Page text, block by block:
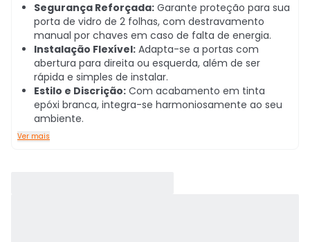
Segurança Reforçada: Garante proteção para sua
porta de vidro de 2 folhas, com destravamento
manual por chaves em caso de falta de energia.
Instalação Flexível: Adapta-se a portas com
abertura para direita ou esquerda, além de ser
rápida e simples de instalar.
Estilo e Discrição: Com acabamento em tinta
epóxi branca, integra-se harmoniosamente ao seu
ambiente.
Ver mais